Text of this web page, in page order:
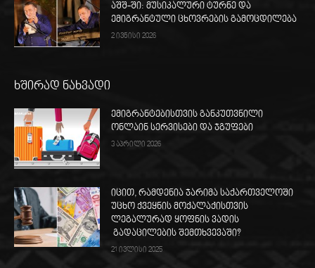
აშშ-ში: მუსიკალური ტურნე და
ემიგრანტული ცხოვრების გამოცდილება
2 ივნისი 2026
ხშირად ნახვადი
ემიგრანტებისთვის განკუთვნილი
ონლაინ სერვისები და ჯგუფები
3 აპრილი 2026
იცით, რამდენია ჯარიმა საქართველოში
უცხო ქვეყნის მოქალაქისთვის
ლეგალურად ყოფნის ვადის
გადაცილების შემთხვევაში?
21 ივლისი 2025